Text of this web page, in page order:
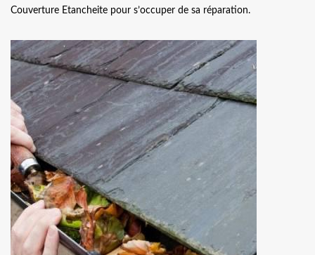
Couverture Etancheite pour s’occuper de sa réparation.